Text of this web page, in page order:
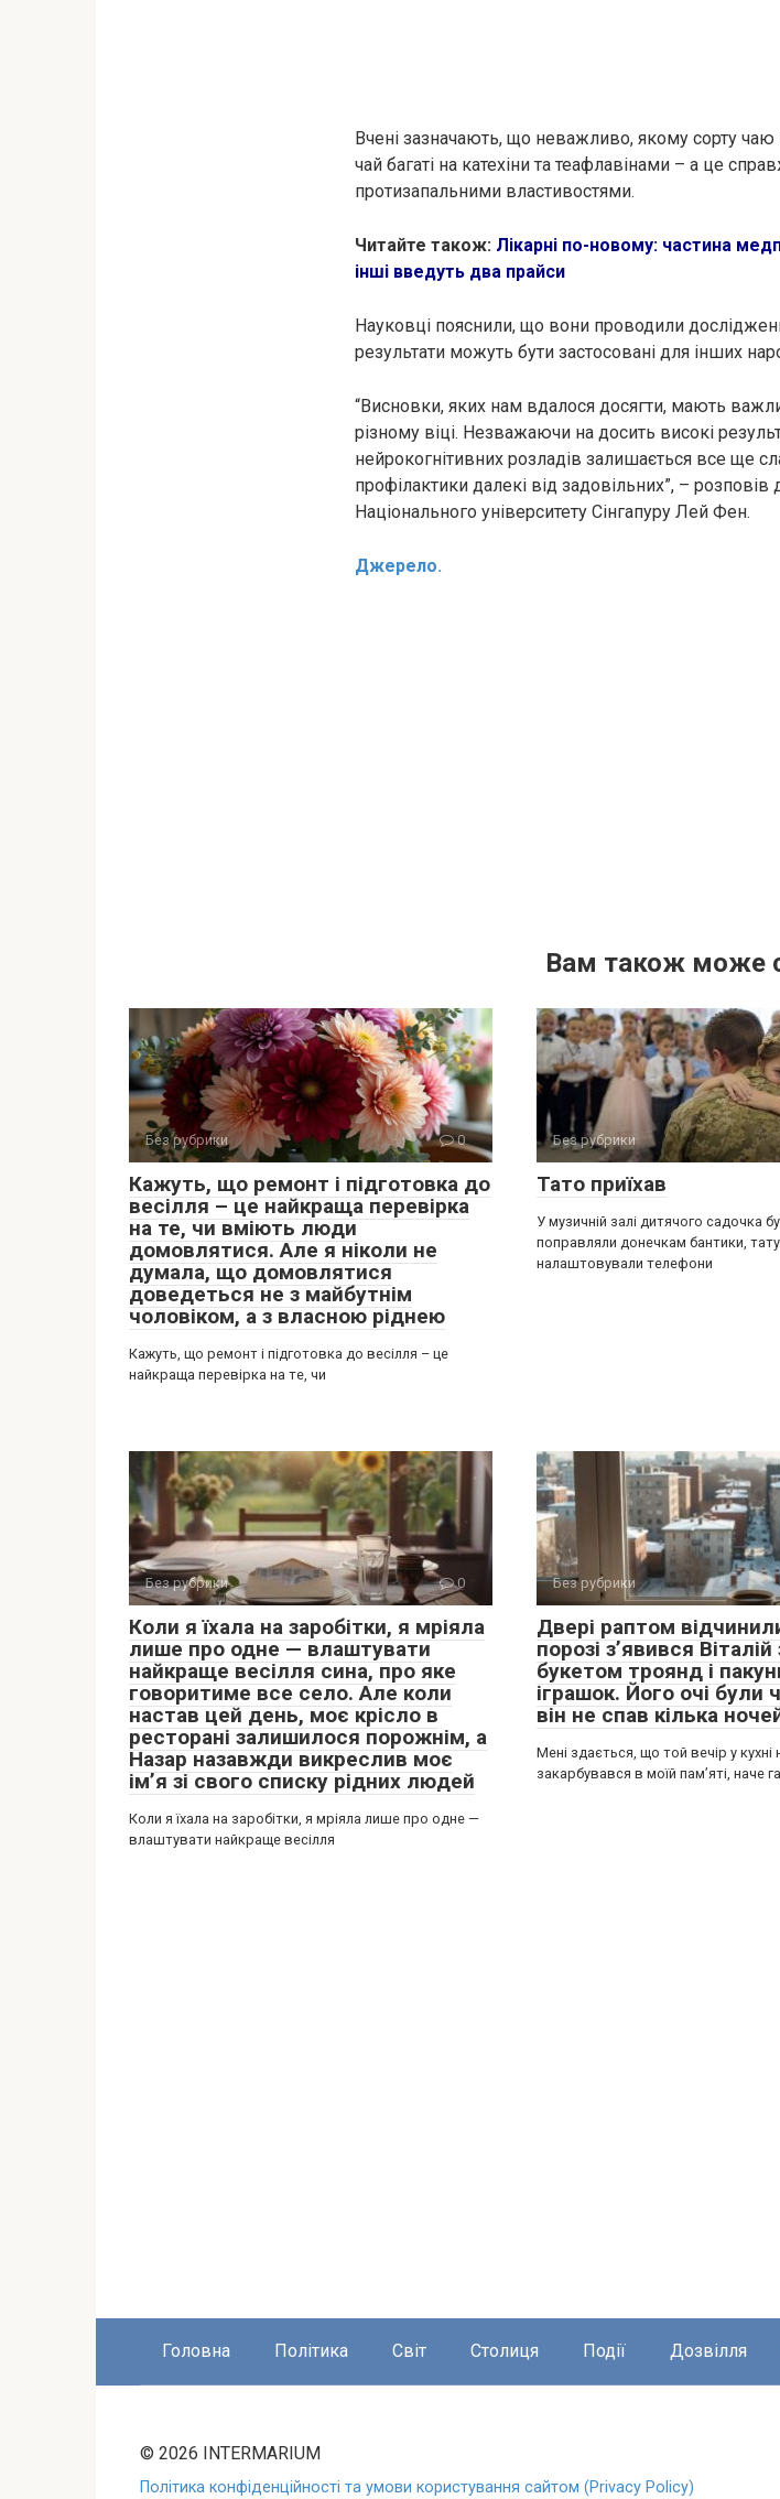
Вчені зазначають, що неважливо, якому сорту чаю
чай багаті на катехіни та теафлавінами – а це
протизапальними властивостями.
Читайте також: Лікарні по-новому: частина
інші введуть два прайси
Науковці пояснили, що вони проводили
результати можуть бути застосовані для інших
“Висновки, яких нам вдалося досягти, мають
різному віці. Незважаючи на досить високі
нейрокогнітивних розладів залишається все ще
профілактики далекі від задовільних”, –
Національного університету Сінгапуру Лей Фен.
Джерело.
Вам також може
Без рубрики 0
Кажуть, що ремонт і підготовка до
весілля – це найкраща перевірка
на те, чи вміють люди
домовлятися. Але я ніколи не
думала, що домовлятися
доведеться не з майбутнім
чоловіком, а з власною ріднею
Кажуть, що ремонт і підготовка до весілля – це
найкраща перевірка на те, чи
Без рубрики
Тато приїхав
У музичній залі дитячого садочка
поправляли донечкам бантики,
налаштовували телефони
Без рубрики 0
Коли я їхала на заробітки, я мріяла
лише про одне — влаштувати
найкраще весілля сина, про яке
говоритиме все село. Але коли
настав цей день, моє крісло в
ресторані залишилося порожнім, а
Назар назавжди викреслив моє
ім’я зі свого списку рідних людей
Коли я їхала на заробітки, я мріяла лише про одне —
влаштувати найкраще весілля
Без рубрики
Двері раптом
порозі з’явився
букетом троянд і
іграшок. Його очі були
він не спав кілька
Мені здається, що той вечір у кухні
закарбувався в моїй пам’яті, наче
Головна Політика Світ Столиця Події Дозвілля
© 2026 INTERMARIUM
Політика конфіденційності та умови користування сайтом (Privacy Policy)